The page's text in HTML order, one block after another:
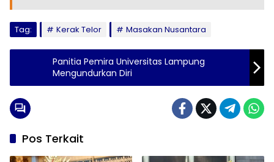
Tag: Kerak Telor Masakan Nusantara
Panitia Pemira Universitas Lampung
Mengundurkan Diri
Pos Terkait